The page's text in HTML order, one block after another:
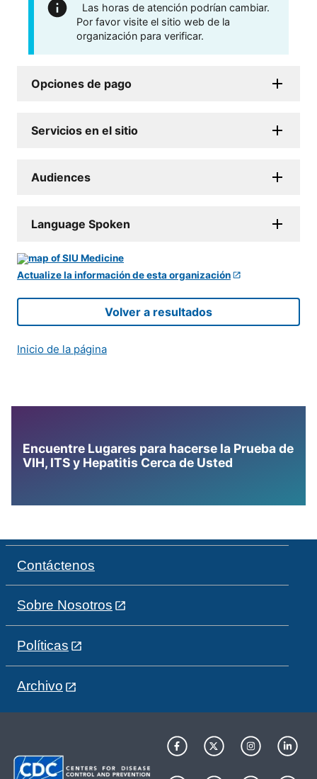
Las horas de atención podrían cambiar.
Por favor visite el sitio web de la
organización para verificar.
Opciones de pago
Servicios en el sitio
Audiences
Language Spoken
Actualize la información de esta organización
Volver a resultados
Inicio de la página
Encuentre Lugares para hacerse la Prueba de
VIH, ITS y Hepatitis Cerca de Usted
Contáctenos
Sobre Nosotros
Políticas
Archivo